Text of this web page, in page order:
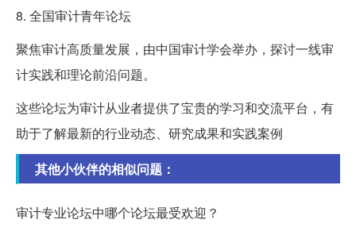
8. 全国审计青年论坛
聚焦审计高质量发展，由中国审计学会举办，探讨一线审
计实践和理论前沿问题。
这些论坛为审计从业者提供了宝贵的学习和交流平台，有
助于了解最新的行业动态、研究成果和实践案例
其他小伙伴的相似问题：
审计专业论坛中哪个论坛最受欢迎？